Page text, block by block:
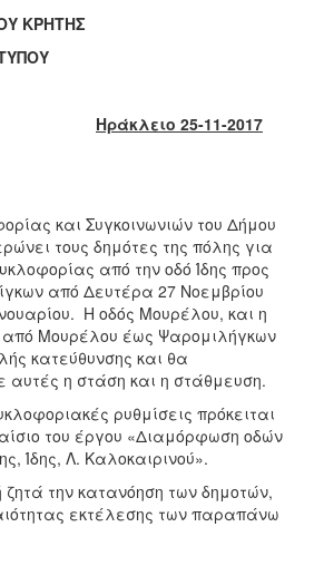
ΚΡΗΤΗΣ
Ηράκλειο 25-11-2017
και Συγκοινωνιών του Δήμου
τους δημότες της πόλης για
από την οδό Ίδης προς
από Δευτέρα 27 Νοεμβρίου
Η οδός Μουρέλου, και η
από Μουρέλου έως Ψαρομιλήγκων
κατεύθυνσης και θα
αυτές η στάση και η στάθμευση.
ρυθμίσεις πρόκειται
του έργου «Διαμόρφωση οδών
Ίδης, Λ. Καλοκαιρινού».
ζητά την κατανόηση των δημοτών,
εκτέλεσης των παραπάνω